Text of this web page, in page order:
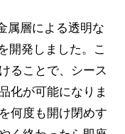
属層による透明な
開発しました。こ
ることで、シース
化が可能になりま
何度も開け閉めす